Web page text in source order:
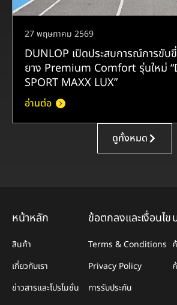
27 พฤษภาคม 2569
DUNLOP เปิดประสบการณ์การขับ
ยาง Premium Comfort รุ่นใหม่
SPORT MAXX LUX”
อ่านต่อ
ดูทั้งหมด
หน้าหลัก
สินค้า
เกี่ยวกับเรา
ข่าวสารและโปรโมชั่น
ข้อตกลงและเงื่อนไข
Terms & Conditions
Privacy Policy
การรับประกัน